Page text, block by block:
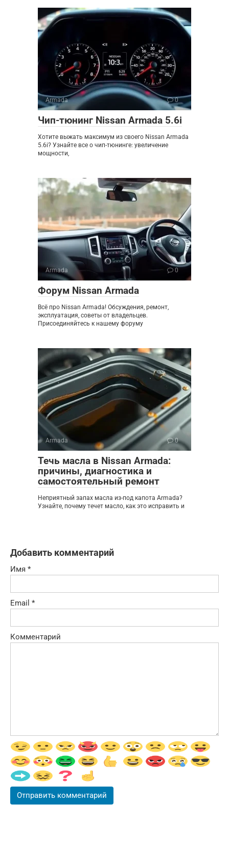
Armada 0
Чип-тюнинг Nissan Armada 5.6i
Хотите выжать максимум из своего Nissan Armada
5.6i? Узнайте все о чип-тюнинге: увеличение
мощности,
Armada 0
Форум Nissan Armada
Всё про Nissan Armada! Обсуждения, ремонт,
эксплуатация, советы от владельцев.
Присоединяйтесь к нашему форуму
Armada 0
Течь масла в Nissan Armada:
причины, диагностика и
самостоятельный ремонт
Неприятный запах масла из-под капота Armada?
Узнайте, почему течет масло, как это исправить и
Добавить комментарий
Имя *
Email *
Комментарий